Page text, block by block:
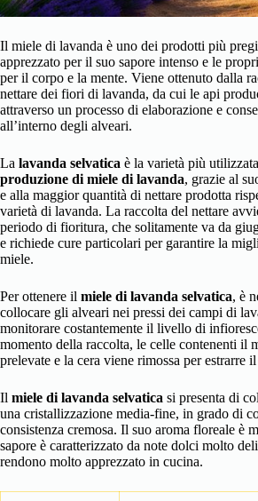
Il miele di lavanda è uno dei prodotti più
apprezzato per il suo sapore intenso e le
per il corpo e la mente. Viene ottenuto dalla
nettare dei fiori di lavanda, da cui le api
attraverso un processo di elaborazione e
all’interno degli alveari.
La lavanda selvatica è la varietà più
produzione di miele di lavanda, grazie al
e alla maggior quantità di nettare prodotta
varietà di lavanda. La raccolta del nettare
periodo di fioritura, che solitamente va da
e richiede cure particolari per garantire la
miele.
Per ottenere il miele di lavanda selvatica, è
collocare gli alveari nei pressi dei campi di
monitorare costantemente il livello di
momento della raccolta, le celle contenenti il
prelevate e la cera viene rimossa per estrarre
Il miele di lavanda selvatica si presenta di
una cristallizzazione media-fine, in grado di
consistenza cremosa. Il suo aroma floreale è
sapore è caratterizzato da note dolci molto
rendono molto apprezzato in cucina.